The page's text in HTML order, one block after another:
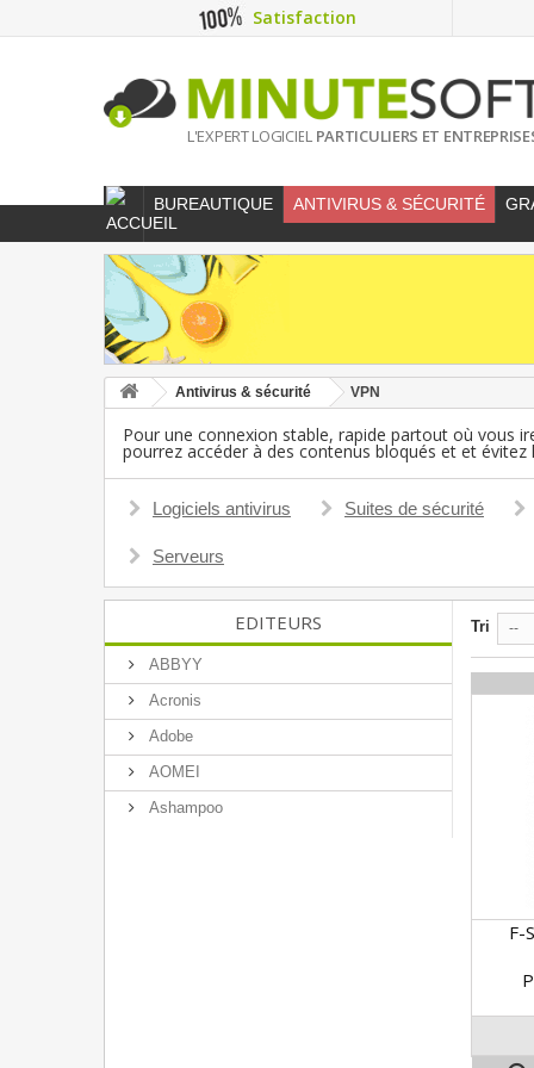
Satisfaction
L'EXPERT LOGICIEL PARTICULIERS ET
BUREAUTIQUE ANTIVIRUS & SÉCURITÉ
Antivirus & sécurité VPN
Pour une connexion stable, rapide partout où vous
pourrez accéder à des contenus bloqués et et
Logiciels antivirus Suites de sécurité
Serveurs
EDITEURS
ABBYY
Acronis
Adobe
AOMEI
Ashampoo
Tri --
F-